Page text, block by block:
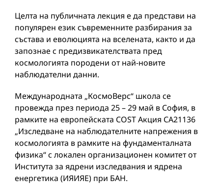
Целта на публичната лекция е да представи на
популярен език съвременните разбирания за
състава и еволюцията на вселената, както и да
запознае с предизвикателствата пред
космологията породени от най-новите
наблюдателни данни.
Международната „КосмоВерс“ школа се
провежда през периода 25 – 29 май в София, в
рамките на европейската COST Акция CA21136
„Изследване на наблюдателните напрежения в
космологията в рамките на фундаменталната
физика“ с локален организационен комитет от
Института за ядрени изследвания и ядрена
енергетика (ИЯИЯЕ) при БАН.